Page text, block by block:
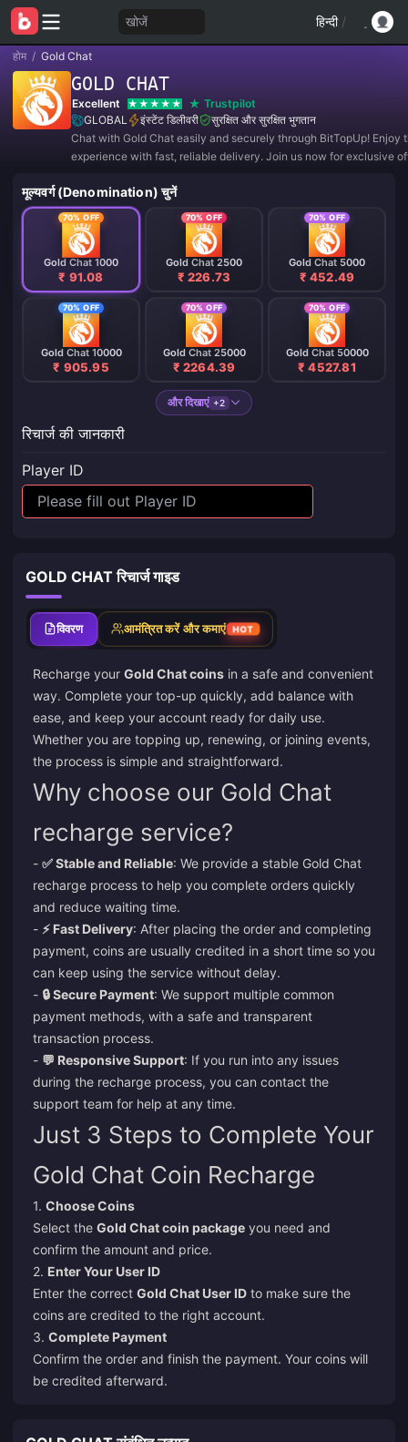
खोजें हिन्दी /
होम / Gold Chat
GOLD CHAT
Excellent
Trustpilot
GLOBAL
इंस्टेंट डिलीवरी
सुरक्षित और सुरक्षित भुगतान
Chat with Gold Chat easily and securely through BitTopUp! Enjoy
experience with fast, reliable delivery. Join us now for exclusive
मूल्यवर्ग (Denomination) चुनें
70% OFF
Gold Chat 1000
₹ 91.08
70% OFF
Gold Chat 2500
₹ 226.73
70% OFF
Gold Chat 5000
₹ 452.49
70% OFF
Gold Chat 10000
₹ 905.95
70% OFF
Gold Chat 25000
₹ 2264.39
70% OFF
Gold Chat 50000
₹ 4527.81
और दिखाएं +2
रिचार्ज की जानकारी
Player ID
GOLD CHAT रिचार्ज गाइड
विवरण आमंत्रित करें और कमाएं HOT
Recharge your Gold Chat coins in a safe and convenient
way. Complete your top-up quickly, add balance with
ease, and keep your account ready for daily use.
Whether you are topping up, renewing, or joining events,
the process is simple and straightforward.
Why choose our Gold Chat
recharge service?
- ✅ Stable and Reliable: We provide a stable Gold Chat
recharge process to help you complete orders quickly
and reduce waiting time.
- ⚡ Fast Delivery: After placing the order and completing
payment, coins are usually credited in a short time so you
can keep using the service without delay.
- 🔒 Secure Payment: We support multiple common
payment methods, with a safe and transparent
transaction process.
- 💬 Responsive Support: If you run into any issues
during the recharge process, you can contact the
support team for help at any time.
Just 3 Steps to Complete Your
Gold Chat Coin Recharge
1. Choose Coins
Select the Gold Chat coin package you need and
confirm the amount and price.
2. Enter Your User ID
Enter the correct Gold Chat User ID to make sure the
coins are credited to the right account.
3. Complete Payment
Confirm the order and finish the payment. Your coins will
be credited afterward.